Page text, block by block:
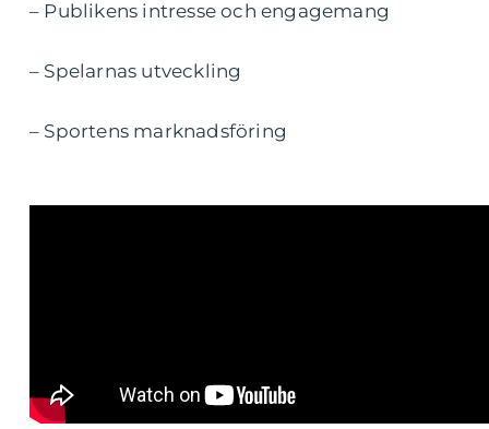
– Publikens intresse och engagemang
– Spelarnas utveckling
– Sportens marknadsföring